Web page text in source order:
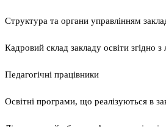
Структура та органи управлінням
Кадровий склад закладу освіти згідно
Педагогічні працівники
Освітні програми, що реалізуються в